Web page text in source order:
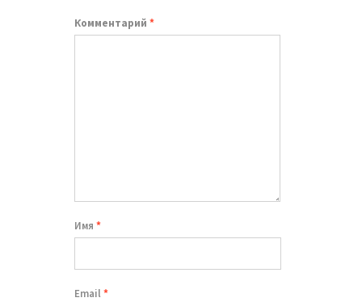
Комментарий *
Имя *
Email*